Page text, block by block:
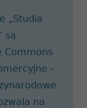
„Studia
są
Commons
–
na